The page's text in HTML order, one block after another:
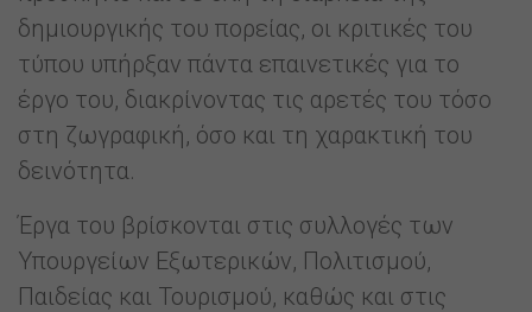
δημιουργικής του πορείας, οι κριτικές του
τύπου υπήρξαν πάντα επαινετικές για το
έργο του, διακρίνοντας τις αρετές του τόσο
στη ζωγραφική, όσο και τη χαρακτική του
δεινότητα.
Έργα του βρίσκονται στις συλλογές των
Υπουργείων Εξωτερικών, Πολιτισμού,
Παιδείας και Τουρισμού, καθώς και στις